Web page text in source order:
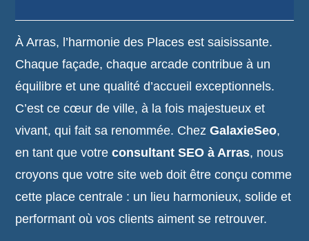
À Arras, l’harmonie des Places est saisissante.
Chaque façade, chaque arcade contribue à un
équilibre et une qualité d’accueil exceptionnels.
C’est ce cœur de ville, à la fois majestueux et
vivant, qui fait sa renommée. ChezGalaxieSeo,
en tant que votreconsultant SEO à Arras, nous
croyons que votre site web doit être conçu comme
cette place centrale : un lieu harmonieux, solide et
performant où vos clients aiment se retrouver.